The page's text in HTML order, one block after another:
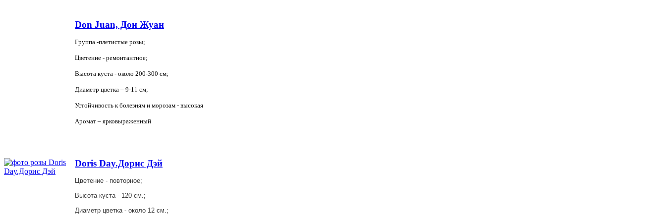
Don Juan, Дон Жуан
Группа -плетистые розы;
Цветение - ремонтантное;
Высота куста - около 200-300 см;
Диаметр цветка – 9-11 см;
Устойчивость к болезням и морозам - высокая
Аромат – ярковыраженный
Doris Day.Дорис Дэй
Цветение - повторное;
Высота куста - 120 см.;
Диаметр цветка - около 12 см.;